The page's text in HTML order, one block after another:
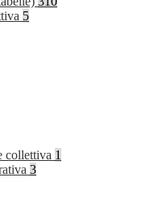
5
collettiva 1
3